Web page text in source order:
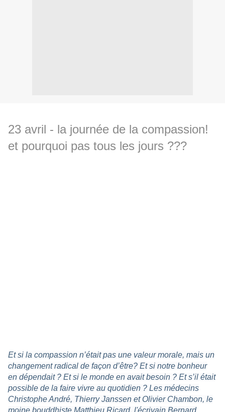
23 avril - la journée de la compassion!
et pourquoi pas tous les jours ???
Et si la compassion n’était pas une valeur morale, mais un
changement radical de façon d’être? Et si notre bonheur
en dépendait ? Et si le monde en avait besoin ? Et s’il était
possible de la faire vivre au quotidien ? Les médecins
Christophe André, Thierry Janssen et Olivier Chambon, le